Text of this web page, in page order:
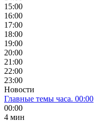
15:00
16:00
17:00
18:00
19:00
20:00
21:00
22:00
23:00
Новости
Главные темы часа. 00:00
00:00
4 мин